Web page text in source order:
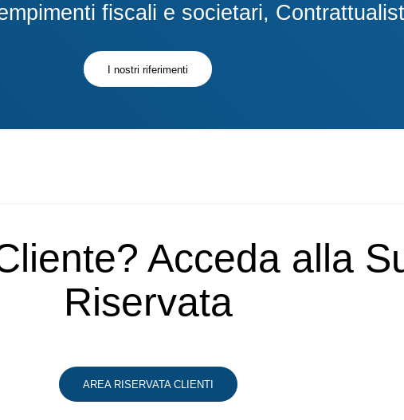
fiscali e societari,
I nostri riferimenti
Acceda alla
Riservata
AREA RISERVATA CLIENTI